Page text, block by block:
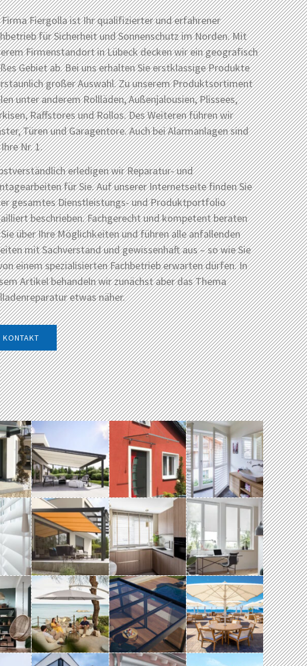
Firma Fiergolla ist Ihr qualifizierter und erfahrener
für Sicherheit und Sonnenschutz im Norden. Mit
Firmenstandort in Lübeck decken wir ein geografisch
Gebiet ab. Bei uns erhalten Sie erstklassige Produkte
großer Auswahl. Zu unserem Produktsortiment
unter anderem Rollläden, Außenjalousien, Plissees,
Raffstores und Rollos. Des Weiteren führen wir
Türen und Garagentore. Auch bei Alarmanlagen sind
Nr. 1.
erledigen wir Reparatur- und
für Sie. Auf unserer Internetseite finden Sie
gesamtes Dienstleistungs- und Produktportfolio
beschrieben. Fachgerecht und kompetent beraten
über Ihre Möglichkeiten und führen alle anfallenden
mit Sachverstand und gewissenhaft aus – so wie Sie
einem spezialisierten Fachbetrieb erwarten dürfen. In
Artikel behandeln wir zunächst aber das Thema
etwas näher.
KONTAKT